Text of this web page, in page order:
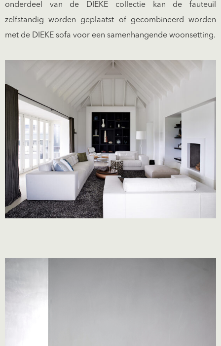
onderdeel van de DIEKE collectie kan de fauteuil
zelfstandig worden geplaatst of gecombineerd worden
met de DIEKE sofa voor een samenhangende woonsetting.